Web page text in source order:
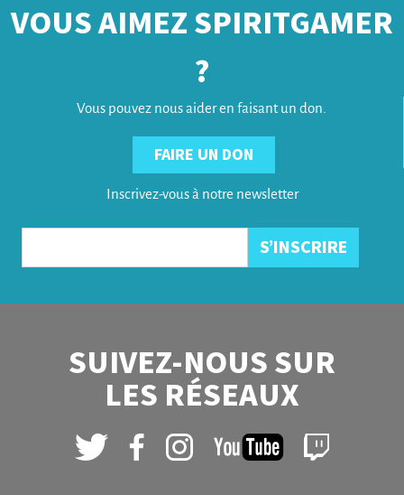
VOUS AIMEZ SPIRITGAMER
?
Vous pouvez nous aider en faisant un don.
FAIRE UN DON
Inscrivez-vous à notre newsletter
SUIVEZ-NOUS SUR
LES RÉSEAUX